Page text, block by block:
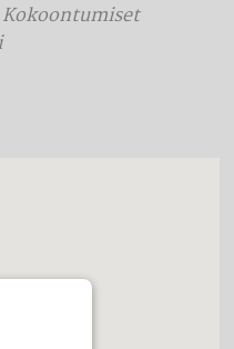
Kokoontumiset